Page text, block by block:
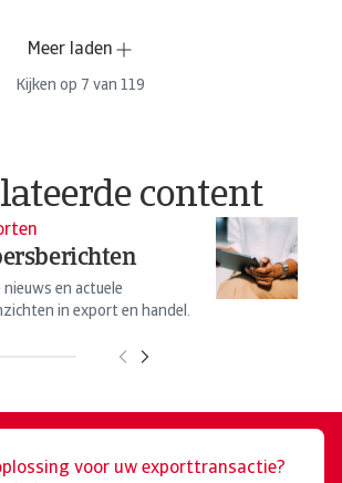
Meer laden
Kijken op 7 van 119
content
en actuele
in export en handel.
voor uw exporttransactie?